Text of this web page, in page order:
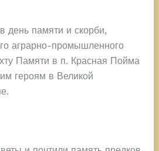
день памяти и скорби,
аграрно-промышленного
Памяти в п. Красная Пойма
героям в Великой